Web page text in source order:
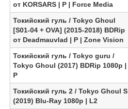
от KORSARS | P | Force Media
Токийский гуль / Tokyo Ghoul
[S01-04 + OVA] (2015-2018) BDRip
от Deadmauvlad | P | Zone Vision
Токийский гуль / Tokyo guru /
Tokyo Ghoul (2017) BDRip 1080p |
P
Токийский гуль 2 / Tokyo Ghoul S
(2019) Blu-Ray 1080p | L2